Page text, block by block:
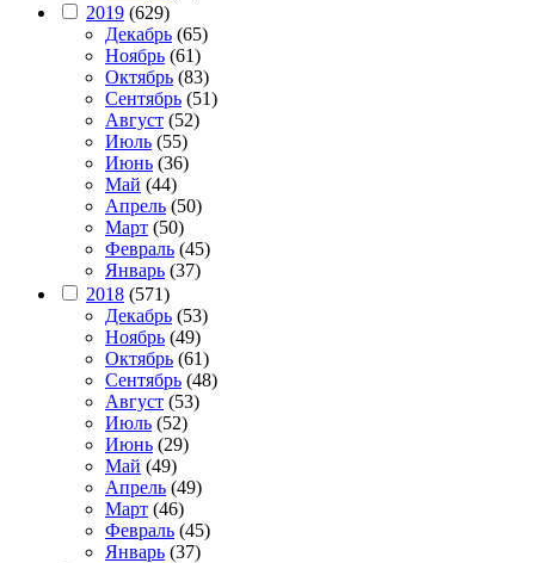
2019 (629)
Декабрь (65)
Ноябрь (61)
Октябрь (83)
Сентябрь (51)
Август (52)
Июль (55)
Июнь (36)
Май (44)
Апрель (50)
Март (50)
Февраль (45)
Январь (37)
2018 (571)
Декабрь (53)
Ноябрь (49)
Октябрь (61)
Сентябрь (48)
Август (53)
Июль (52)
Июнь (29)
Май (49)
Апрель (49)
Март (46)
Февраль (45)
Январь (37)